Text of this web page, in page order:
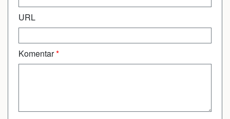
URL
Komentar*